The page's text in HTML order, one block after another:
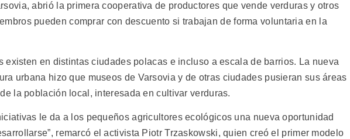
abrió la primera cooperativa de productores que vende verduras y otros
pueden comprar con descuento si trabajan de forma voluntaria en la
existen en distintas ciudades polacas e incluso a escala de barrios. La nueva
urbana hizo que museos de Varsovia y de otras ciudades pusieran sus áreas
la población local, interesada en cultivar verduras.
le da a los pequeños agricultores ecológicos una nueva oportunidad
remarcó el activista Piotr Trzaskowski, quien creó el primer modelo